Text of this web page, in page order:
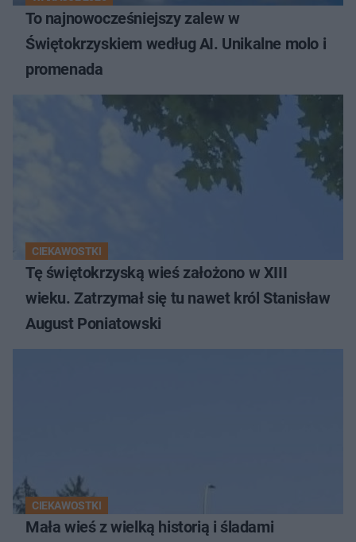
To najnowocześniejszy zalew w
Świętokrzyskiem według AI. Unikalne molo i
promenada
CIEKAWOSTKI
Tę świętokrzyską wieś założono w XIII
wieku. Zatrzymał się tu nawet król Stanisław
August Poniatowski
CIEKAWOSTKI
Mała wieś z wielką historią i śladami